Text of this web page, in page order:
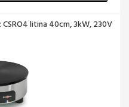
litina 40cm, 3kW, 230V